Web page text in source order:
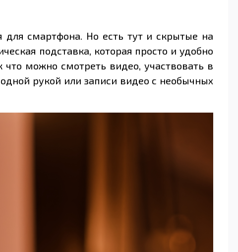
смартфона. Но есть тут и скрытые на
подставка, которая просто и удобно
можно смотреть видео, участвовать в
рукой или записи видео с необычных